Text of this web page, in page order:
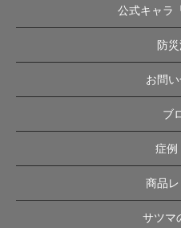
公式キャラ
防
お問
ブ
症例
商品
サツマ